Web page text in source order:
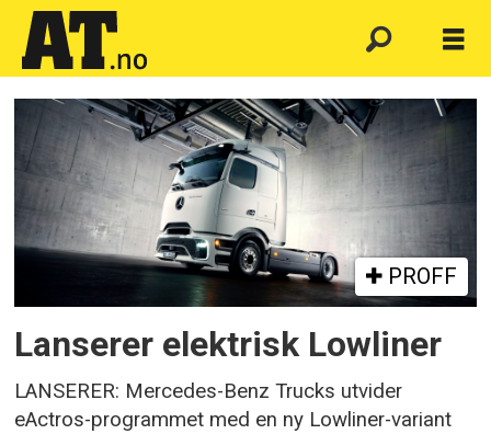
Emne:
mercedes-
benz
eactros
PROFF
Lanserer elektrisk Lowliner
LANSERER: Mercedes-Benz Trucks utvider
eActros-programmet med en ny Lowliner-variant